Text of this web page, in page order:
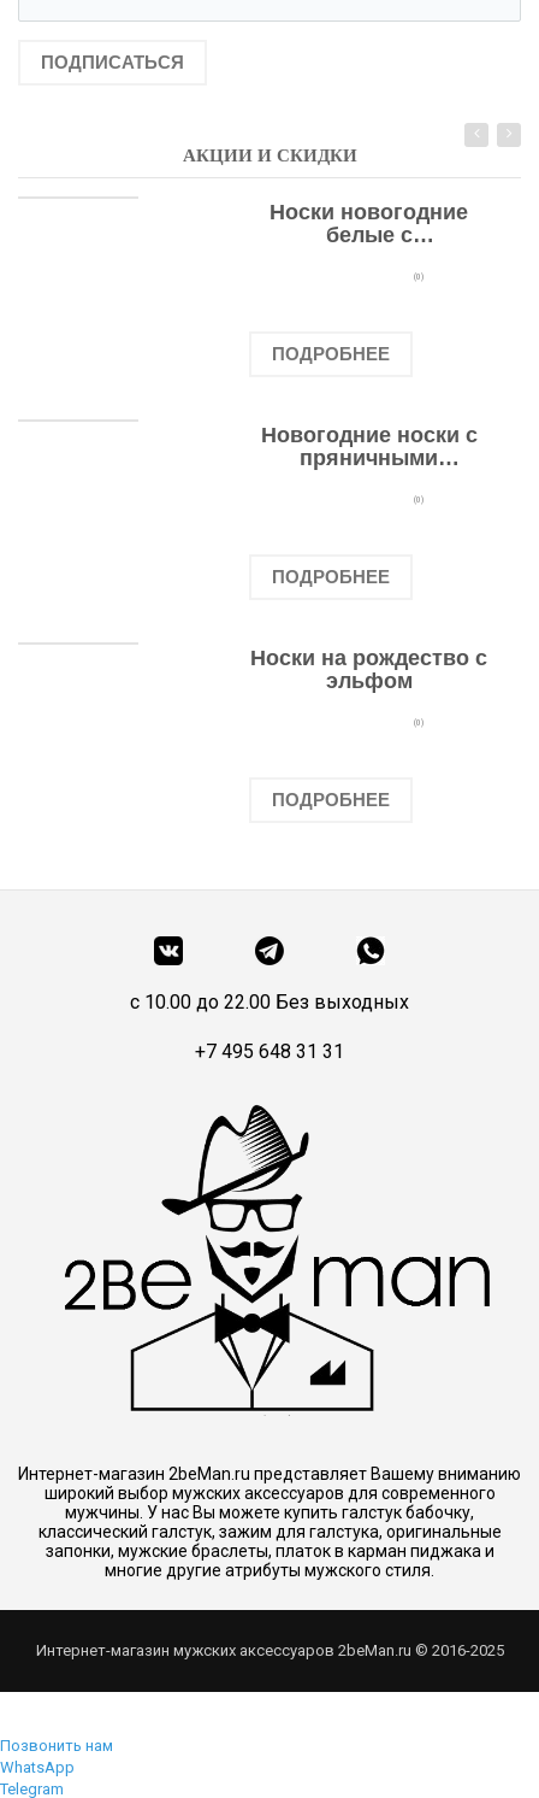
ПОДПИСАТЬСЯ
АКЦИИ И СКИДКИ
Носки новогодние
белые с
оленями(0)
ПОДРОБНЕЕ
Новогодние носки с
пряничными
(0)
ПОДРОБНЕЕ
Носки на рождество с
эльфом
(0)
ПОДРОБНЕЕ
c 10.00 до 22.00 Без выходных
+7 495 648 31 31
Интернет-магазин 2beMan.ru представляет Вашему вниманию
широкий выбор мужских аксессуаров для современного
мужчины. У нас Вы можете купить галстук бабочку,
классический галстук, зажим для галстука, оригинальные
запонки, мужские браслеты, платок в карман пиджака и
многие другие атрибуты мужского стиля.
Интернет-магазин мужских аксессуаров 2beMan.ru © 2016-2025
Позвонить нам
WhatsApp
Telegram